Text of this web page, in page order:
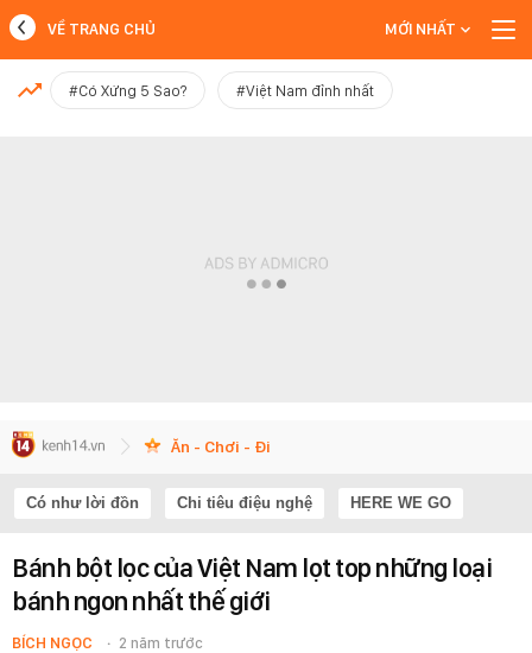
MỚI NHẤT
VỀ TRANG CHỦ MỚI NHẤT
#Có Xứng 5 Sao? #Việt Nam đỉnh nhất
Ăn - Chơi - Đi
Có như lời đồn Chi tiêu điệu nghệ HERE WE GO
Bánh bột lọc của Việt Nam lọt top những loại
bánh ngon nhất thế giới
BÍCH NGỌC 2 năm trước